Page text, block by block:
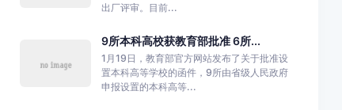
出厂评审。目前...
9所本科高校获教育部批准 6所...
1月19日，教育部官方网站发布了关于批准设
置本科高等学校的函件，9所由省级人民政府
申报设置的本科高等...